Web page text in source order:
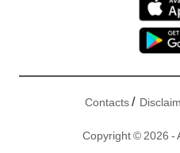
Contacts/
Copyright © 2026 -